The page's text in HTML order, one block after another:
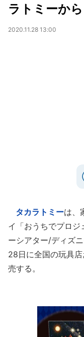
ラトミーから
2020.11.28 13:00
タカラトミーは、
イ「おうちでプロジ
ーシアター/ディズ
28日に全国の玩具
売する。